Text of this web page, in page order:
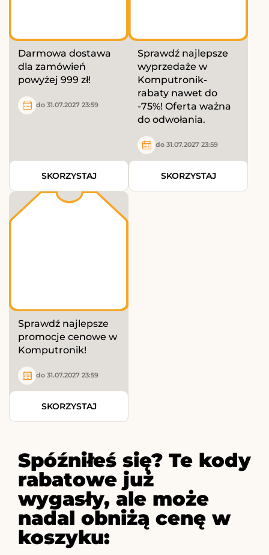
Darmowa dostawa
dla zamówień
powyżej 999 zł!
do 31.07.2027 23:59
SKORZYSTAJ
Sprawdź najlepsze
wyprzedaże w
Komputronik-
rabaty nawet do
-75%! Oferta ważna
do odwołania.
do 31.07.2027 23:59
SKORZYSTAJ
Sprawdź najlepsze
promocje cenowe w
Komputronik!
do 31.07.2027 23:59
SKORZYSTAJ
Spóźniłeś się? Te kody
rabatowe już
wygasły, ale może
nadal obniżą cenę w
koszyku: